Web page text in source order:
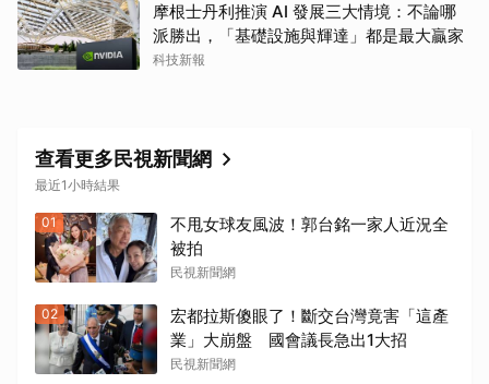
摩根士丹利推演 AI 發展三大情境：不論哪
派勝出，「基礎設施與輝達」都是最大贏家
科技新報
查看更多民視新聞網
最近1小時結果
01
不甩女球友風波！郭台銘一家人近況全
被拍
民視新聞網
02
宏都拉斯傻眼了！斷交台灣竟害「這產
業」大崩盤 國會議長急出1大招
民視新聞網